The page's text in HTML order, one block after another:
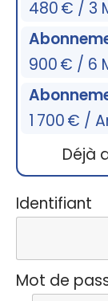
480 € / 3
900 € / 6
1 700 € /
Déjà
Identifiant
Mot de